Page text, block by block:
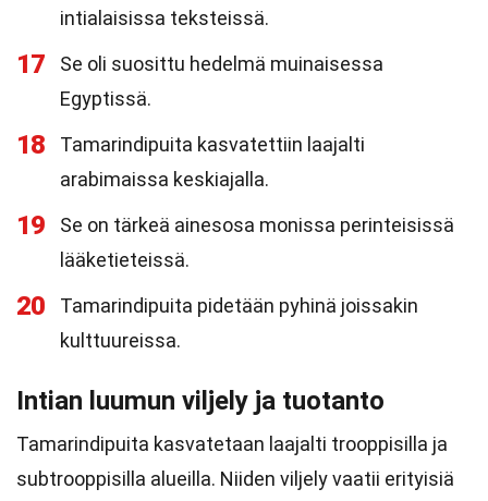
intialaisissa teksteissä.
17
Se oli suosittu hedelmä muinaisessa
Egyptissä.
18
Tamarindipuita kasvatettiin laajalti
arabimaissa keskiajalla.
19
Se on tärkeä ainesosa monissa perinteisissä
lääketieteissä.
20
Tamarindipuita pidetään pyhinä joissakin
kulttuureissa.
Intian luumun viljely ja tuotanto
Tamarindipuita kasvatetaan laajalti trooppisilla ja
subtrooppisilla alueilla. Niiden viljely vaatii erityisiä